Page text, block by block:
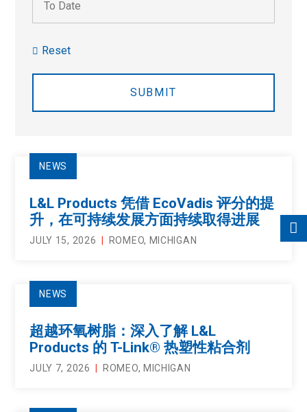
Date
Reset
NEWS
L&L Products 凭借 EcoVadis 评分的提
升，在可持续发展方面持续取得进展
JULY 15, 2026 ROMEO, MICHIGAN
NEWS
超越环氧树脂：深入了解 L&L
Products 的 T-Link® 热塑性粘合剂
JULY 7, 2026 ROMEO, MICHIGAN